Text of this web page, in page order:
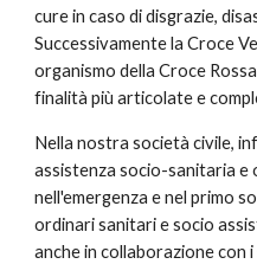
cure in caso di disgrazie,
Successivamente la Croce
organismo della Croce
finalità più articolate e
Nella nostra società civile,
assistenza socio-sanitaria e
nell'emergenza e nel primo
ordinari sanitari e socio
anche in collaborazione con